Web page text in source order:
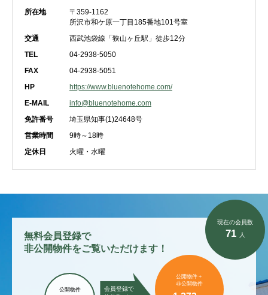
所在地
〒359-1162
所沢市和ケ原一丁目185番地101号室
交通
西武池袋線「狭山ヶ丘駅」徒歩12分
TEL
04-2938-5050
FAX
04-2938-5051
HP
https://www.bluenotehome.com/
E-MAIL
info@bluenotehome.com
免許番号
埼玉県知事(1)24648号
営業時間
9時～18時
定休日
火曜・水曜
無料会員登録で
非公開物件をご覧いただけます！
会員登録で
公開物件
公開物件＋
非公開物件
現在の会員数
71 人